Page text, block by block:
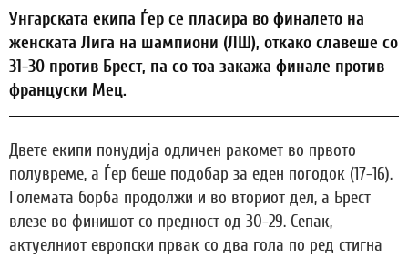
Унгарската екипа Ѓер се пласира во финалето на
женската Лига на шампиони (ЛШ), откако славеше со
31-30 против Брест, па со тоа закажа финале против
француски Мец.
Двете екипи понудија одличен ракомет во првото
полувреме, а Ѓер беше подобар за еден погодок (17-16).
Големата борба продолжи и во вториот дел, а Брест
влезе во финишот со предност од 30-29. Сепак,
актуелниот европски првак со два гола по ред стигна